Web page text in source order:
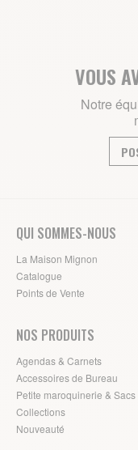
VOUS
Notre
QUI SOMMES-NOUS
La Maison Mignon
Catalogue
Points de Vente
NOS PRODUITS
Agendas & Carnets
Accessoires de Bureau
Petite maroquinerie & Sacs
Collections
Nouveauté